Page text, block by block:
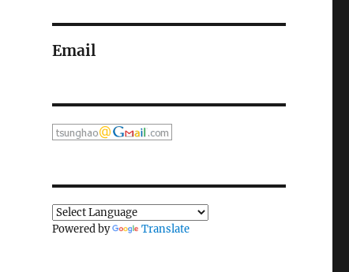
Email
Powered by Translate